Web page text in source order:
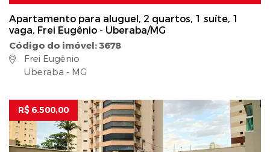
Apartamento para aluguel, 2 quartos, 1 suíte, 1
vaga, Frei Eugênio - Uberaba/MG
Código do imóvel: 3678
Frei Eugênio
Uberaba - MG
R$ 6.500,00